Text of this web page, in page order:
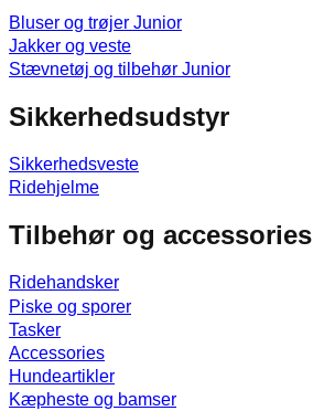
Bluser og trøjer Junior
Jakker og veste
Stævnetøj og tilbehør Junior
Sikkerhedsudstyr
Sikkerhedsveste
Ridehjelme
Tilbehør og accessories
Ridehandsker
Piske og sporer
Tasker
Accessories
Hundeartikler
Kæpheste og bamser